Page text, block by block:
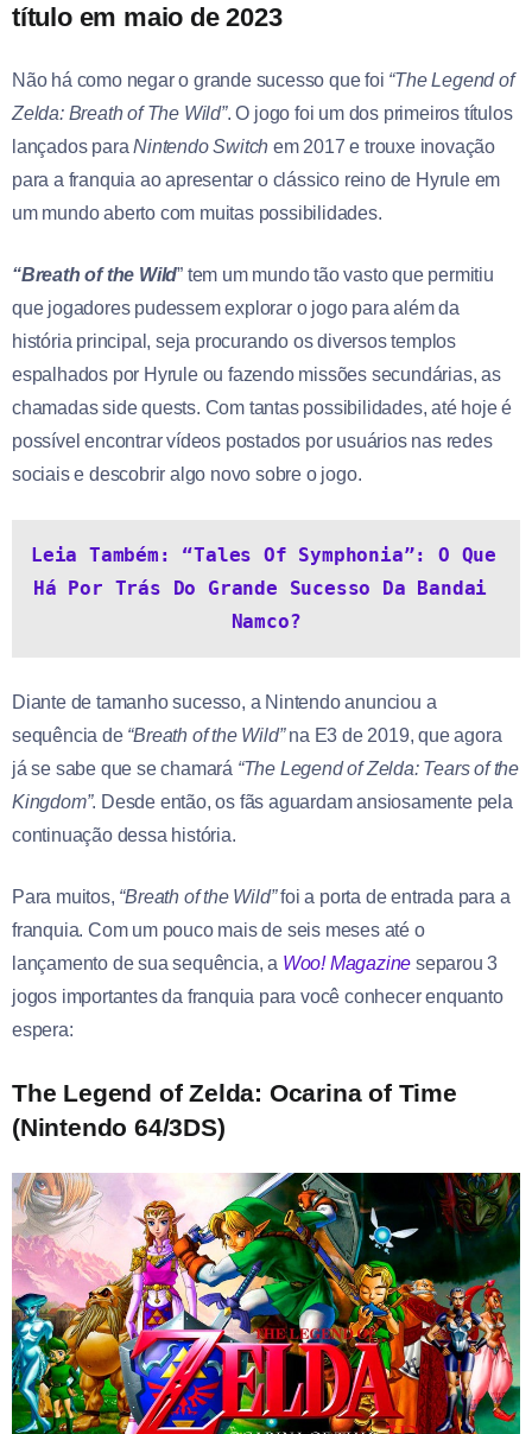
título em maio de 2023
Não há como negar o grande sucesso que foi “The Legend of
Zelda: Breath of The Wild”. O jogo foi um dos primeiros títulos
lançados para Nintendo Switch em 2017 e trouxe inovação
para a franquia ao apresentar o clássico reino de Hyrule em
um mundo aberto com muitas possibilidades.
“Breath of the Wild” tem um mundo tão vasto que permitiu
que jogadores pudessem explorar o jogo para além da
história principal, seja procurando os diversos templos
espalhados por Hyrule ou fazendo missões secundárias, as
chamadas side quests. Com tantas possibilidades, até hoje é
possível encontrar vídeos postados por usuários nas redes
sociais e descobrir algo novo sobre o jogo.
Leia Também: “Tales Of Symphonia”: O Que
Há Por Trás Do Grande Sucesso Da Bandai
Namco?
Diante de tamanho sucesso, a Nintendo anunciou a
sequência de “Breath of the Wild”na E3 de 2019, que agora
já se sabe que se chamará “The Legend of Zelda: Tears of the
Kingdom”. Desde então, os fãs aguardam ansiosamente pela
continuação dessa história.
Para muitos, “Breath of the Wild”foi a porta de entrada para a
franquia. Com um pouco mais de seis meses até o
lançamento de sua sequência, a Woo! Magazineseparou 3
jogos importantes da franquia para você conhecer enquanto
espera:
The Legend of Zelda: Ocarina of Time
(Nintendo 64/3DS)